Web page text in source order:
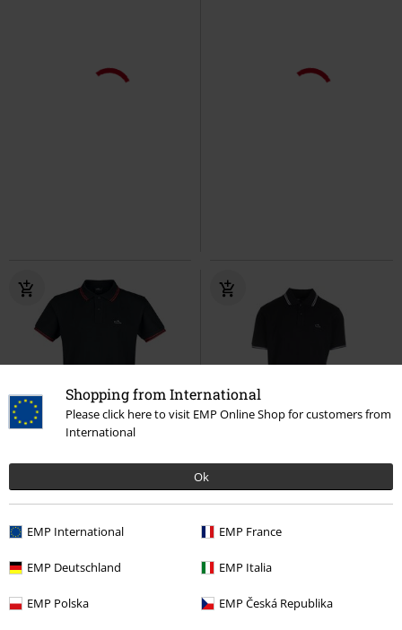
Shopping from International
Please click here to visit EMP Online Shop for customers from
International
Ok
EMP International EMP France
EMP Deutschland EMP Italia
EMP Polska EMP Česká Republika
239.90 zł
Classic Tipped
Atticus
Koszulka Polo
239.90 zł
Classic Polo Atticus
Koszulka
Polo